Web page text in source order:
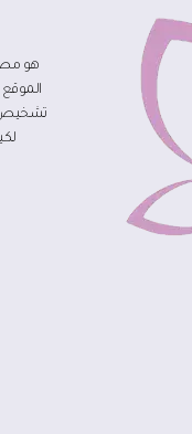
هو
تشخيص